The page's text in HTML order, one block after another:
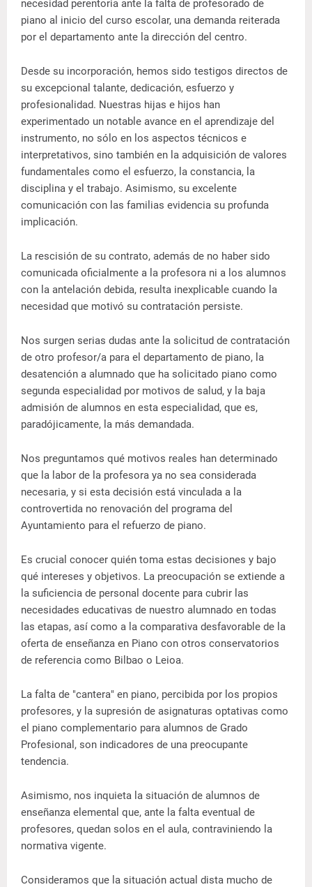
necesidad perentoria ante la falta de profesorado de
piano al inicio del curso escolar, una demanda reiterada
por el departamento ante la dirección del centro.
Desde su incorporación, hemos sido testigos directos de
su excepcional talante, dedicación, esfuerzo y
profesionalidad. Nuestras hijas e hijos han
experimentado un notable avance en el aprendizaje del
instrumento, no sólo en los aspectos técnicos e
interpretativos, sino también en la adquisición de valores
fundamentales como el esfuerzo, la constancia, la
disciplina y el trabajo. Asimismo, su excelente
comunicación con las familias evidencia su profunda
implicación.
La rescisión de su contrato, además de no haber sido
comunicada oficialmente a la profesora ni a los alumnos
con la antelación debida, resulta inexplicable cuando la
necesidad que motivó su contratación persiste.
Nos surgen serias dudas ante la solicitud de contratación
de otro profesor/a para el departamento de piano, la
desatención a alumnado que ha solicitado piano como
segunda especialidad por motivos de salud, y la baja
admisión de alumnos en esta especialidad, que es,
paradójicamente, la más demandada.
Nos preguntamos qué motivos reales han determinado
que la labor de la profesora ya no sea considerada
necesaria, y si esta decisión está vinculada a la
controvertida no renovación del programa del
Ayuntamiento para el refuerzo de piano.
Es crucial conocer quién toma estas decisiones y bajo
qué intereses y objetivos. La preocupación se extiende a
la suficiencia de personal docente para cubrir las
necesidades educativas de nuestro alumnado en todas
las etapas, así como a la comparativa desfavorable de la
oferta de enseñanza en Piano con otros conservatorios
de referencia como Bilbao o Leioa.
La falta de "cantera" en piano, percibida por los propios
profesores, y la supresión de asignaturas optativas como
el piano complementario para alumnos de Grado
Profesional, son indicadores de una preocupante
tendencia.
Asimismo, nos inquieta la situación de alumnos de
enseñanza elemental que, ante la falta eventual de
profesores, quedan solos en el aula, contraviniendo la
normativa vigente.
Consideramos que la situación actual dista mucho de